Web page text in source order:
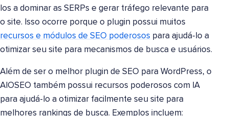
los a dominar as SERPs e gerar tráfego relevante para
o site. Isso ocorre porque o plugin possui muitos
recursos e módulos de SEO poderosos para ajudá-lo a
otimizar seu site para mecanismos de busca e usuários.
Além de ser o melhor plugin de SEO para WordPress, o
AIOSEO também possui recursos poderosos com IA
para ajudá-lo a otimizar facilmente seu site para
melhores rankings de busca. Exemplos incluem: